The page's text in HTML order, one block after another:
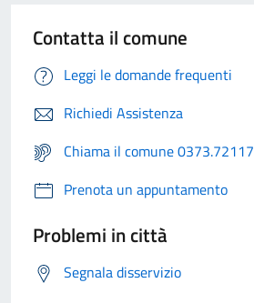
Contatta il comune
Leggi le domande frequenti
Richiedi Assistenza
Chiama il comune 0373.72117
Prenota un appuntamento
Problemi in città
Segnala disservizio